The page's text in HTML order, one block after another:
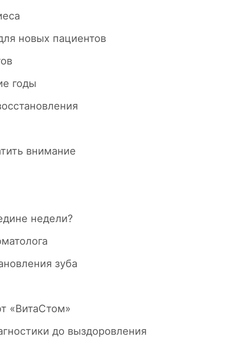
новых пациентов
годы
внимание
недели?
зуба
«ВитаСтом»
до выздоровления